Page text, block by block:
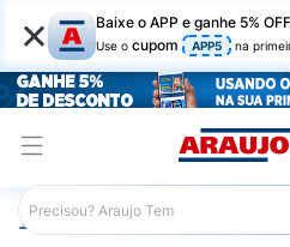
× Baixe o APP e ganhe 5%
Use o cupom APP5 na
Araujo Infantil